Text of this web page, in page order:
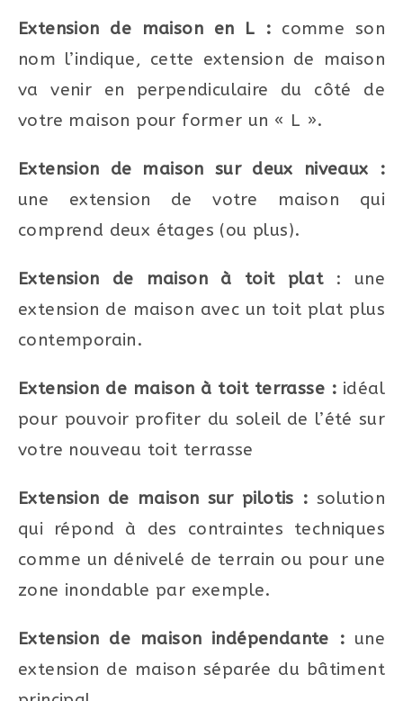
Extension de maison en L : comme son
nom l’indique, cette extension de maison
va venir en perpendiculaire du côté de
votre maison pour former un « L ».
Extension de maison sur deux niveaux :
une extension de votre maison qui
comprend deux étages (ou plus).
Extension de maison à toit plat: une
extension de maison avec un toit plat plus
contemporain.
Extension de maison à toit terrasse : idéal
pour pouvoir profiter du soleil de l’été sur
votre nouveau toit terrasse
Extension de maison sur pilotis : solution
qui répond à des contraintes techniques
comme un dénivelé de terrain ou pour une
zone inondable par exemple.
Extension de maison indépendante : une
extension de maison séparée du bâtiment